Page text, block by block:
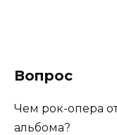
Вопрос
Чем рок-опера
альбома?